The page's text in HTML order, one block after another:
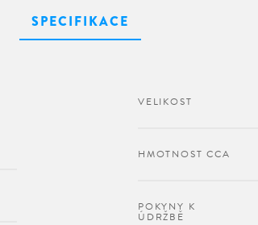
SPECIFIKACE
VELIKOST
HMOTNOST CCA
POKYNY K
ÚDRŽBĚ